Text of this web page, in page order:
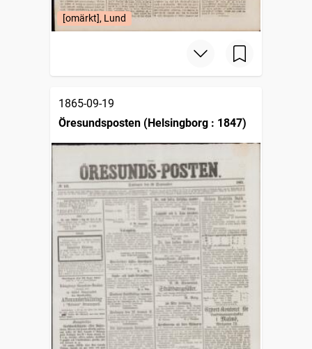
[omärkt], Lund
1865-09-19
Öresundsposten (Helsingborg : 1847)